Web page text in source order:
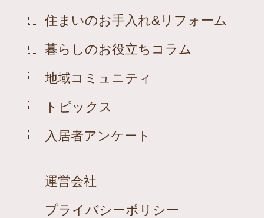
住まいのお手入れ&リフォーム
暮らしのお役立ちコラム
地域コミュニティ
トピックス
入居者アンケート
運営会社
プライバシーポリシー